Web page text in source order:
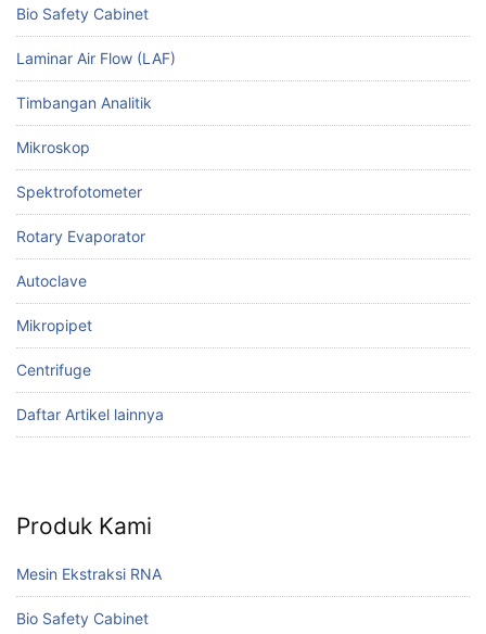
Bio Safety Cabinet
Laminar Air Flow (LAF)
Timbangan Analitik
Mikroskop
Spektrofotometer
Rotary Evaporator
Autoclave
Mikropipet
Centrifuge
Daftar Artikel lainnya
Produk Kami
Mesin Ekstraksi RNA
Bio Safety Cabinet